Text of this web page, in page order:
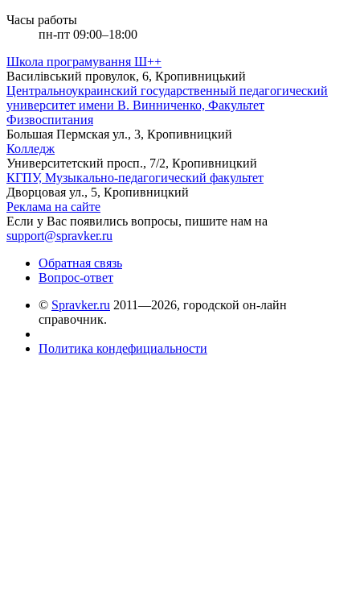
Часы работы
пн-пт 09:00–18:00
Школа програмування Ш++
Василівський провулок, 6, Кропивницький
Центральноукраинский государственный педагогический
университет имени В. Винниченко, Факультет
Физвоспитания
Большая Пермская ул., 3, Кропивницкий
Колледж
Университетский просп., 7/2, Кропивницкий
КГПУ, Музыкально-педагогический факультет
Дворцовая ул., 5, Кропивницкий
Реклама на сайте
Если у Вас появились вопросы, пишите нам на
support@spravker.ru
Обратная связь
Вопрос-ответ
© Spravker.ru 2011—2026, городской он-лайн
справочник.
Политика кондефициальности